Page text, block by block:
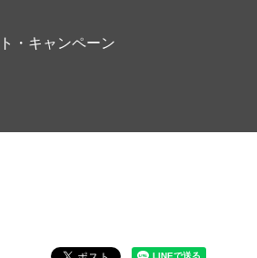
・キャンペーン